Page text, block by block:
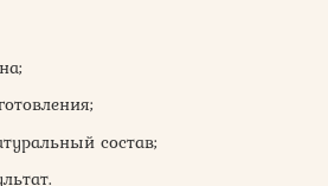
состав;